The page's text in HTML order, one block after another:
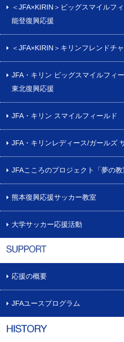
＜JFA×KIRIN＞ビッグスマイルフ
能登復興応援
＜JFA×KIRIN＞キリンフレンドチ
JFA・キリン ビッグスマイルフィ
東北復興応援
JFA・キリン スマイルフィールド
JFA・キリンレディース/ガールズ
JFAこころのプロジェクト「夢の教
熊本復興応援サッカー教室
大学サッカー応援活動
応援の概要
JFAユースプログラム